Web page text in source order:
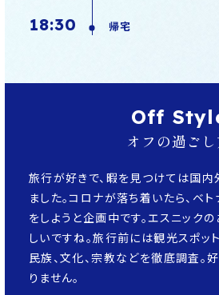
18:30 帰宅
Off
オフの過ご
旅行が好きで、暇を見つけては国
ました。コロナが落ち着いたら、ベ
をしようと企画中です。エスニック
しいですね。旅行前には観光スポッ
民族、文化、宗教などを徹底調査。
りません。